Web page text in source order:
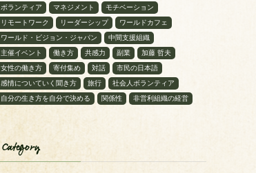
ボランティア
マネジメント
モチベーション
リモートワーク
リーダーシップ
ワールドカフェ
ワールド・ビジョン・ジャパン
中間支援組織
主催イベント
働き方 共感力 副業
加藤 哲夫
女性の働き方
寄付集め 対話
市民の日本語
感情についていく聞き方
旅行
社会人ボランティア
自分の生き方を自分で決める
関係性 非営利組織の経営
Category